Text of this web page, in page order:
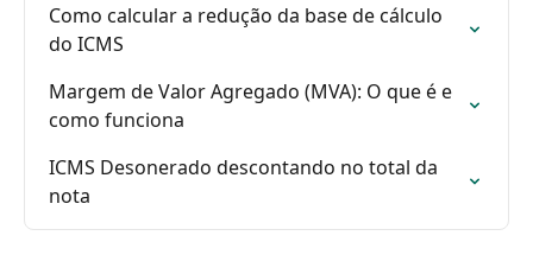
Como calcular a redução da base de cálculo
do ICMS
Margem de Valor Agregado (MVA): O que é e
como funciona
ICMS Desonerado descontando no total da
nota